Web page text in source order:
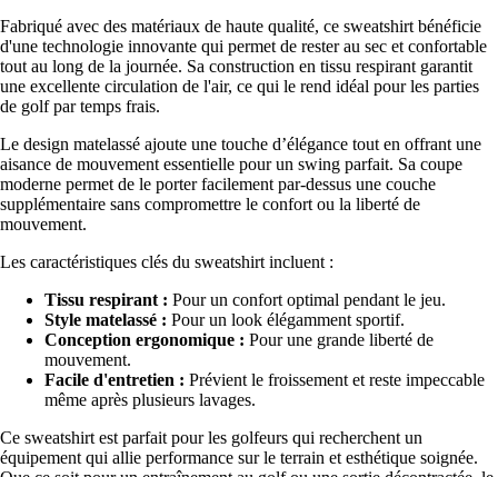
Fabriqué avec des matériaux de haute qualité, ce sweatshirt bénéficie
d'une technologie innovante qui permet de rester au sec et confortable
tout au long de la journée. Sa construction en tissu respirant garantit
une excellente circulation de l'air, ce qui le rend idéal pour les parties
de golf par temps frais.
Le design matelassé ajoute une touche d’élégance tout en offrant une
aisance de mouvement essentielle pour un swing parfait. Sa coupe
moderne permet de le porter facilement par-dessus une couche
supplémentaire sans compromettre le confort ou la liberté de
mouvement.
Les caractéristiques clés du sweatshirt incluent :
Tissu respirant : Pour un confort optimal pendant le jeu.
Style matelassé : Pour un look élégamment sportif.
Conception ergonomique : Pour une grande liberté de
mouvement.
Facile d'entretien : Prévient le froissement et reste impeccable
même après plusieurs lavages.
Ce sweatshirt est parfait pour les golfeurs qui recherchent un
équipement qui allie performance sur le terrain et esthétique soignée.